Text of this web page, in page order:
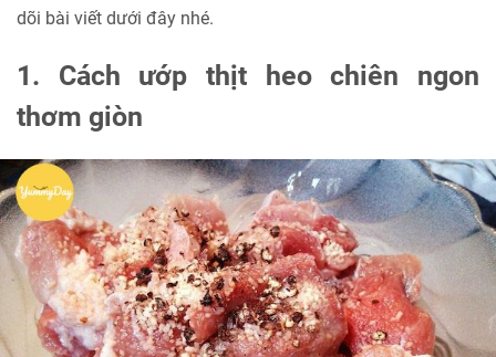
dõi bài viết dưới đây nhé.
1. Cách ướp thịt heo chiên ngon
thơm giòn